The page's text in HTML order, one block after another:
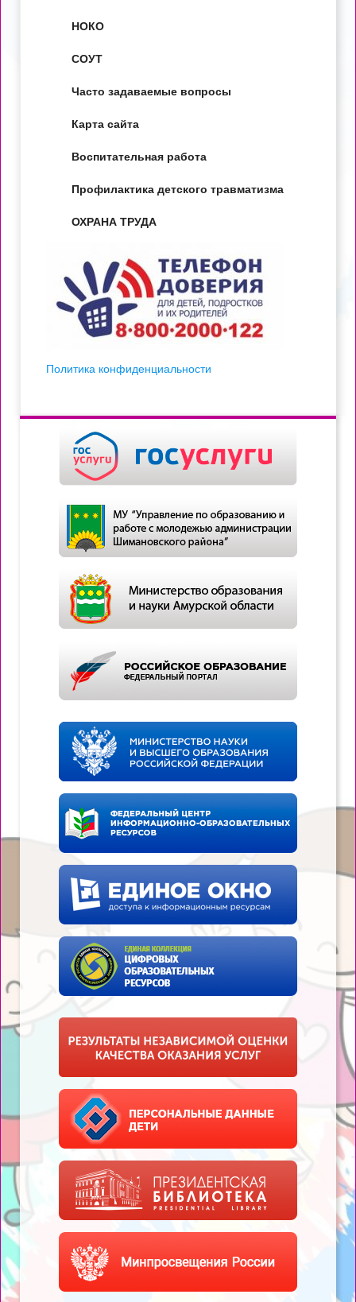
НОКО
СОУТ
Часто задаваемые вопросы
Карта сайта
Воспитательная работа
Профилактика детского травматизма
ОХРАНА ТРУДА
Политика конфиденциальности